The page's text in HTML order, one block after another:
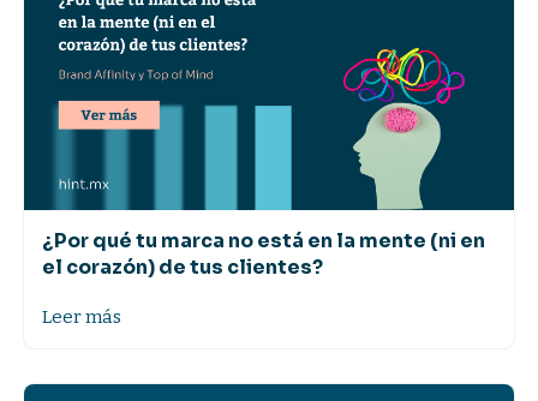
¿Por qué tu marca no está en la mente (ni en
el corazón) de tus clientes?
Leer más